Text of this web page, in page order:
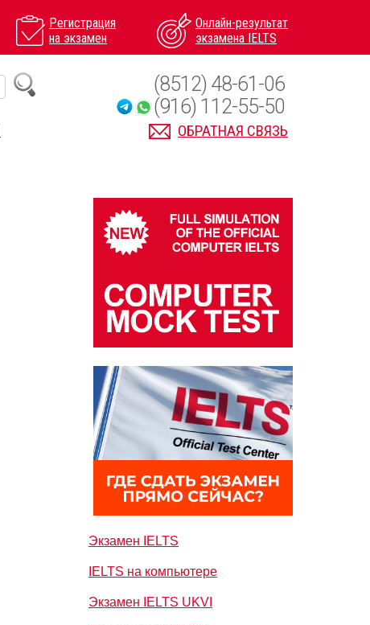
Регистрация
на экзамен
Онлайн-результат
экзамена IELTS
ОБРАТНАЯ СВЯЗЬ
(8512) 48-61-06
(916) 112-55-50
Экзамен IELTS
IELTS на компьютере
Экзамен IELTS UKVI